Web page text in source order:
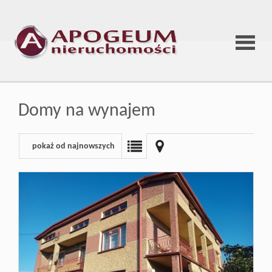
Strona
Oferta
Domy na wynajem
pokaż od najnowszych